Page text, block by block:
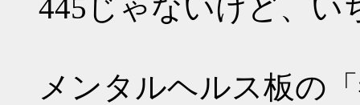
445じゃないけど、い
メンタルヘルス板の